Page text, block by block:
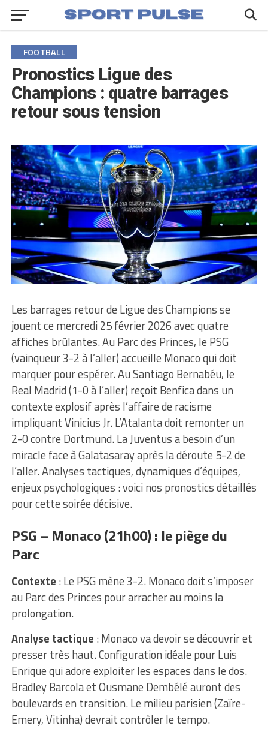
FOOTBALL
Pronostics Ligue des
Champions : quatre barrages
retour sous tension
Les barrages retour de Ligue des Champions se
jouent ce mercredi 25 février 2026 avec quatre
affiches brûlantes. Au Parc des Princes, le PSG
(vainqueur 3-2 à l’aller) accueille Monaco qui doit
marquer pour espérer. Au Santiago Bernabéu, le
Real Madrid (1-0 à l’aller) reçoit Benfica dans un
contexte explosif après l’affaire de racisme
impliquant Vinicius Jr. L’Atalanta doit remonter un
2-0 contre Dortmund. La Juventus a besoin d’un
miracle face à Galatasaray après la déroute 5-2 de
l’aller. Analyses tactiques, dynamiques d’équipes,
enjeux psychologiques : voici nos pronostics détaillés
pour cette soirée décisive.
PSG – Monaco (21h00) : le piège du
Parc
Contexte : Le PSG mène 3-2. Monaco doit s’imposer
au Parc des Princes pour arracher au moins la
prolongation.
Analyse tactique : Monaco va devoir se découvrir et
presser très haut. Configuration idéale pour Luis
Enrique qui adore exploiter les espaces dans le dos.
Bradley Barcola et Ousmane Dembélé auront des
boulevards en transition. Le milieu parisien (Zaïre-
Emery, Vitinha) devrait contrôler le tempo.